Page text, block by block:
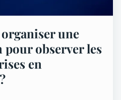
une
pour observer les
en